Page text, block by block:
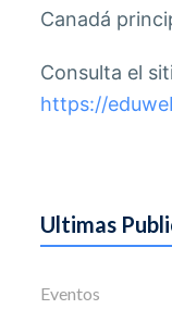
Canadá
Consulta el
https://
Ultimas
Eventos